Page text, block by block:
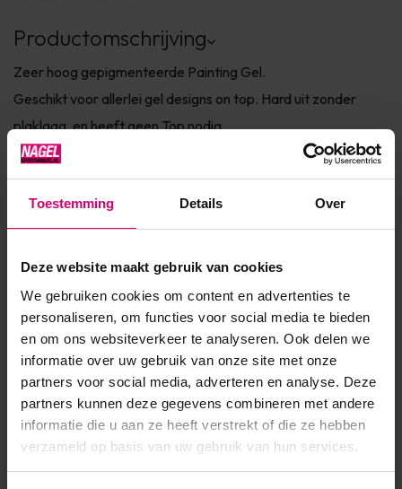
Toestemming Details Over
Deze website maakt gebruik van cookies
We gebruiken cookies om content en advertenties te
personaliseren, om functies voor social media te bieden
en om ons websiteverkeer te analyseren. Ook delen we
informatie over uw gebruik van onze site met onze
partners voor social media, adverteren en analyse. Deze
partners kunnen deze gegevens combineren met andere
informatie die u aan ze heeft verstrekt of die ze hebben
verzameld op basis van uw gebruik van hun services.
Productomschrijving
Zeer hoog gepigmenteerde Painting Gel.
Geschikt voor allerlei gel designs on top. Hard uit zonder
plaklaag, en heeft geen Top nodig.
Uitharden: UV 2-3 min LED 1-2 min
SKU 568669